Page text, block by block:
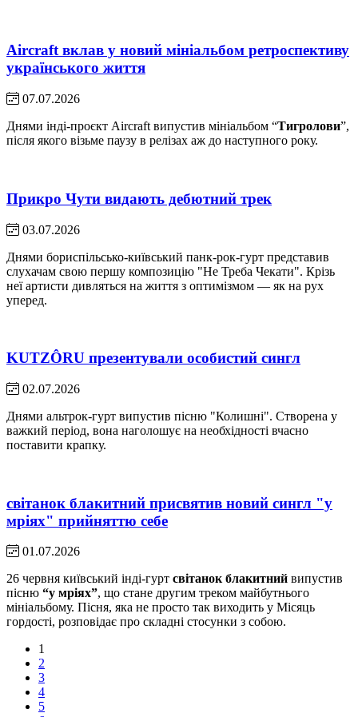
Aircraft вклав у новий мініальбом ретроспективу
українського життя
07.07.2026
Днями інді-проєкт Aircraft випустив мініальбом “Тигролови”,
після якого візьме паузу в релізах аж до наступного року.
Прикро Чути видають дебютний трек
03.07.2026
Днями бориспільсько-київський панк-рок-гурт представив
слухачам свою першу композицію "Не Треба Чекати". Крізь
неї артисти дивляться на життя з оптимізмом — як на рух
уперед.
KUTZÔRU презентували особистий сингл
02.07.2026
Днями альтрок-гурт випустив пісню "Колишні". Створена у
важкий період, вона наголошує на необхідності вчасно
поставити крапку.
світанок блакитний присвятив новий сингл "у
мріях" прийняттю себе
01.07.2026
26 червня київський інді-гурт світанок блакитний випустив
пісню “у мріях”, що стане другим треком майбутнього
мініальбому. Пісня, яка не просто так виходить у Місяць
гордості, розповідає про складні стосунки з собою.
1
2
3
4
5